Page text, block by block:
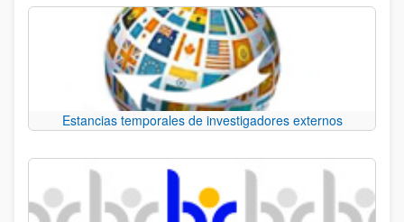
Estancias temporales de investigadores externos